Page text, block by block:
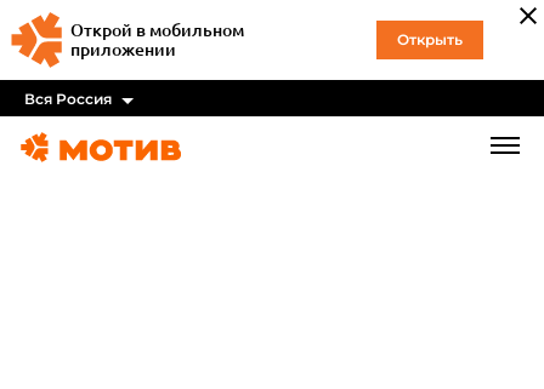
Открой в мобильном
приложении
Открыть
Вся Россия